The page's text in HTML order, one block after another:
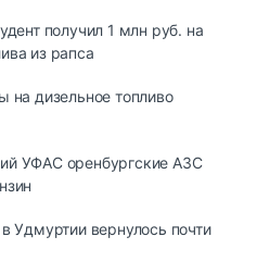
получил 1 млн руб. на
из рапса
на дизельное топливо
УФАС оренбургские АЗС
Удмуртии вернулось почти